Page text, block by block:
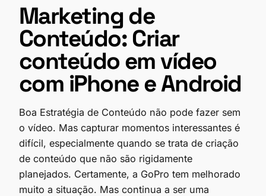
Marketing de
Conteúdo: Criar
conteúdo em vídeo
com iPhone e Android
Boa Estratégia de Conteúdo não pode fazer sem
o vídeo. Mas capturar momentos interessantes é
difícil, especialmente quando se trata de criação
de conteúdo que não são rigidamente
planejados. Certamente, a GoPro tem melhorado
muito a situação. Mas continua a ser uma